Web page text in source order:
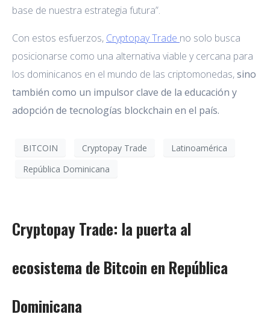
base de nuestra estrategia futura”.
Con estos esfuerzos, Cryptopay Trade no solo busca
posicionarse como una alternativa viable y cercana para
los dominicanos en el mundo de las criptomonedas,sino
también como un impulsor clave de la educación y
adopción de tecnologías blockchain en el país.
BITCOIN Cryptopay Trade
Latinoamérica
República Dominicana
Cryptopay Trade: la puerta al
ecosistema de Bitcoin en República
Dominicana